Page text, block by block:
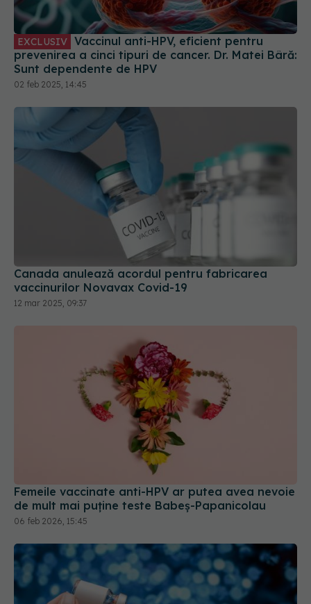
EXCLUSIV
prevenirea a cinci tipuri de cancer. Dr. Matei Bâră:
Sunt dependente de HPV
02 feb 2025, 14:45
Canada anulează acordul pentru fabricarea
vaccinurilor Novavax Covid-19
12 mar 2025, 09:37
Femeile vaccinate anti-HPV ar putea avea nevoie
de mult mai puține teste Babeș-Papanicolau
06 feb 2026, 15:45